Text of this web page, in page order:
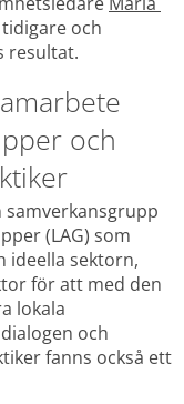
och
resultat.
och
samverkansgrupp
(LAG) som
ideella sektorn,
för att med den
lokala
och
fanns också ett